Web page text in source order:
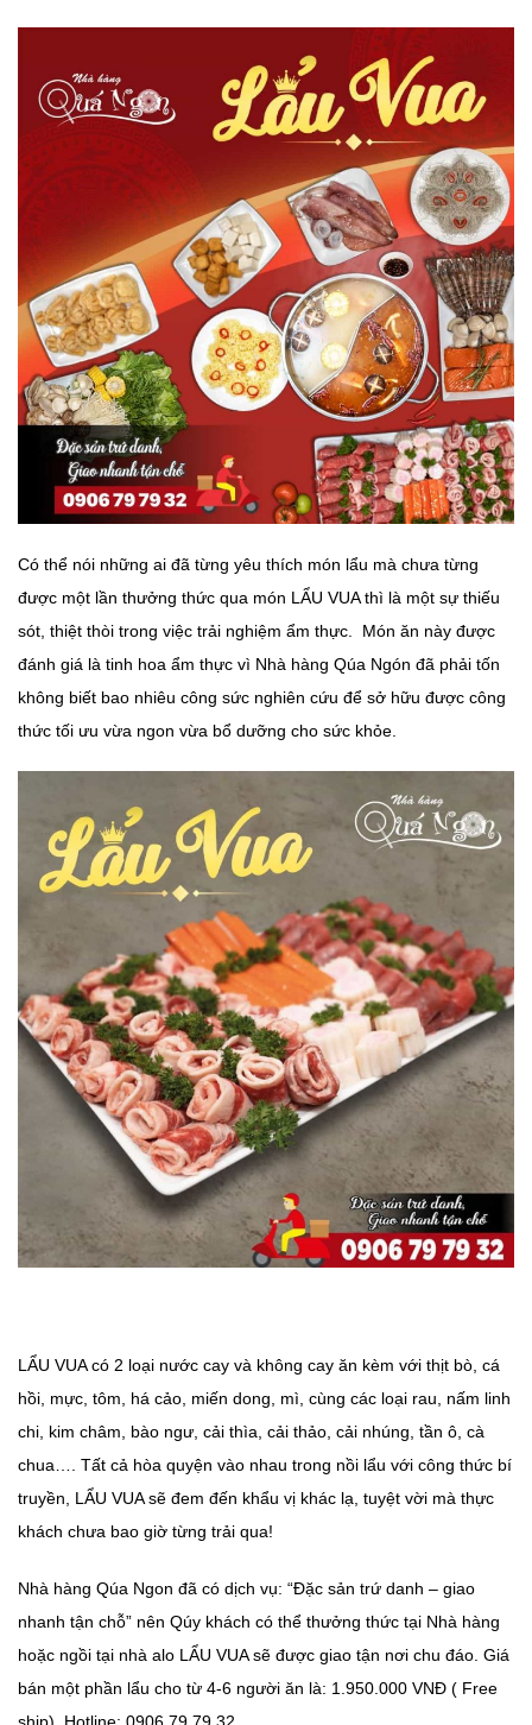
Có thể nói những ai đã từng yêu thích món lẩu mà chưa từng
được một lần thưởng thức qua món LẨU VUA thì là một sự thiếu
sót, thiệt thòi trong việc trải nghiệm ẩm thực. Món ăn này được
đánh giá là tinh hoa ẩm thực vì Nhà hàng Qúa Ngón đã phải tốn
không biết bao nhiêu công sức nghiên cứu để sở hữu được công
thức tối ưu vừa ngon vừa bổ dưỡng cho sức khỏe.
LẨU VUA có 2 loại nước cay và không cay ăn kèm với thịt bò, cá
hồi, mực, tôm, há cảo, miến dong, mì, cùng các loại rau, nấm linh
chi, kim châm, bào ngư, cải thìa, cải thảo, cải nhúng, tần ô, cà
chua…. Tất cả hòa quyện vào nhau trong nồi lẩu với công thức bí
truyền, LẨU VUA sẽ đem đến khẩu vị khác lạ, tuyệt vời mà thực
khách chưa bao giờ từng trải qua!
Nhà hàng Qúa Ngon đã có dịch vụ: “Đặc sản trứ danh – giao
nhanh tận chỗ” nên Qúy khách có thể thưởng thức tại Nhà hàng
hoặc ngồi tại nhà alo LẨU VUA sẽ được giao tận nơi chu đáo. Giá
bán một phần lẩu cho từ 4-6 người ăn là: 1.950.000 VNĐ ( Free